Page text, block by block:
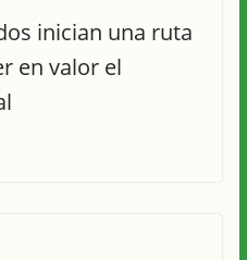
inician una ruta
en valor el